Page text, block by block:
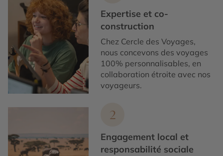
Expertise et co-
construction
Chez Cercle des Voyages,
nous concevons des voyages
100% personnalisables, en
collaboration étroite avec nos
voyageurs.
2
Engagement local et
responsabilité sociale